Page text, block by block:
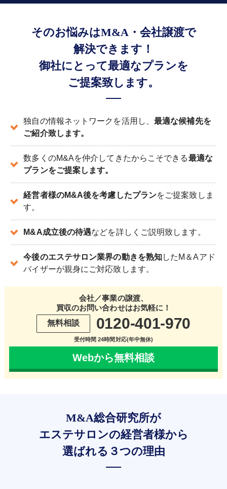
そのお悩みはM&A・会社譲渡で
解決できます！
御社にとって最適なプランを
ご提案致します。
独自の情報ネットワークを活用し、 最適な候補先を
ご紹介致します。
数多くのM&Aを仲介してきたからこそできる最適な
プランをご提案します。
経営者様のM&A後を考慮したプランをご提案致しま
す。
M&A成立後の待遇などを詳しくご説明致します。
今後のエステサロン業界の動きを熟知したM＆Aアド
バイザーが親身にご対応致します。
会社／事業の譲渡、
買収のお問い合わせはお気軽に！
無料相談
0120-401-970
受付時間 24時間対応(年中無休)
Webから無料相談
M&A総合研究所が
エステサロンの経営者様から
選ばれる３つの理由